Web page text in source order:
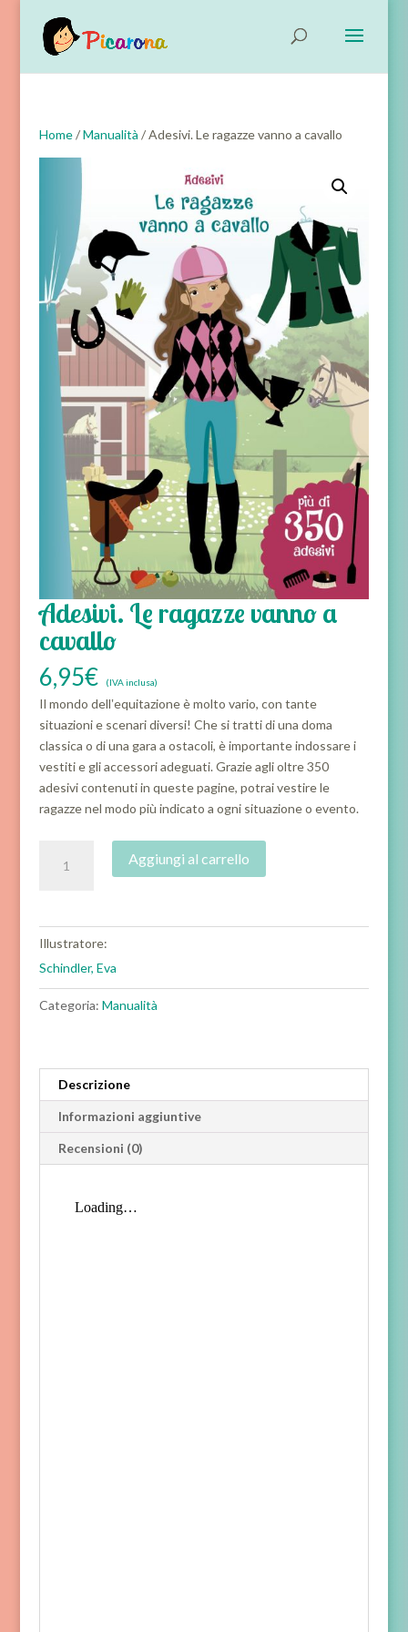
Home/Manualità / Adesivi. Le ragazze vanno a cavallo
Adesivi. Le ragazze vanno a
cavallo
6,95€ (IVA inclusa)
Il mondo dell‛equitazione è molto vario, con tante
situazioni e scenari diversi! Che si tratti di una doma
classica o di una gara a ostacoli, è importante indossare i
vestiti e gli accessori adeguati. Grazie agli oltre 350
adesivi contenuti in queste pagine, potrai vestire le
ragazze nel modo più indicato a ogni situazione o evento.
quantità
Aggiungi al carrello
Illustratore:
Schindler, Eva
Categoria: Manualità
Descrizione
Informazioni aggiuntive
Recensioni (0)